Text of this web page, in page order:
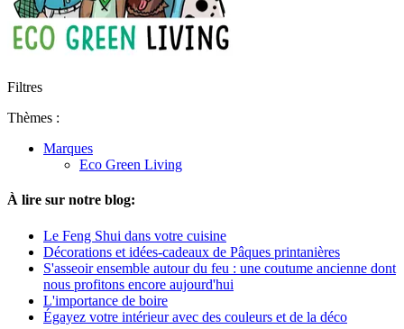
Filtres
Thèmes :
Marques
Eco Green Living
À lire sur notre blog:
Le Feng Shui dans votre cuisine
Décorations et idées-cadeaux de Pâques printanières
S'asseoir ensemble autour du feu : une coutume ancienne dont
nous profitons encore aujourd'hui
L'importance de boire
Égayez votre intérieur avec des couleurs et de la déco